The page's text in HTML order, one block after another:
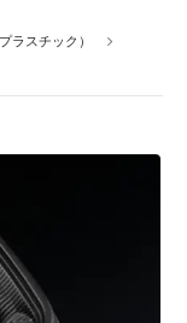
ラスチック）